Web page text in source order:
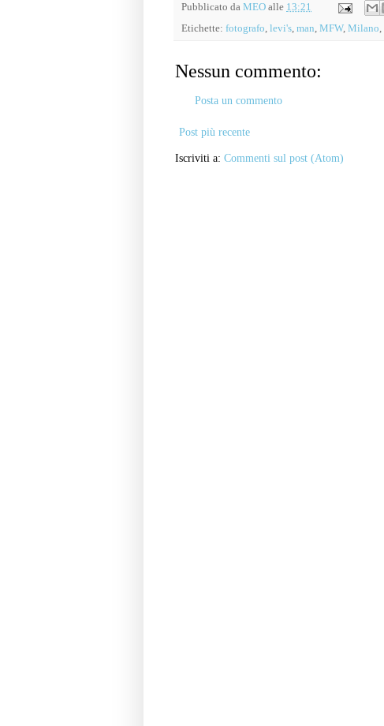
Pubblicato da MEO alle 13:21
Etichette: fotografo, levi's, man, MFW, Milano,
Nessun commento:
Posta un commento
Post più recente
Iscriviti a: Commenti sul post (Atom)